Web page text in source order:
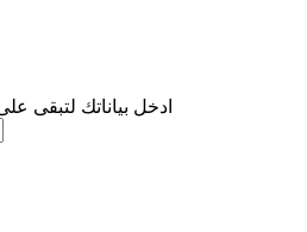
ادخل بياناتك لتبقى